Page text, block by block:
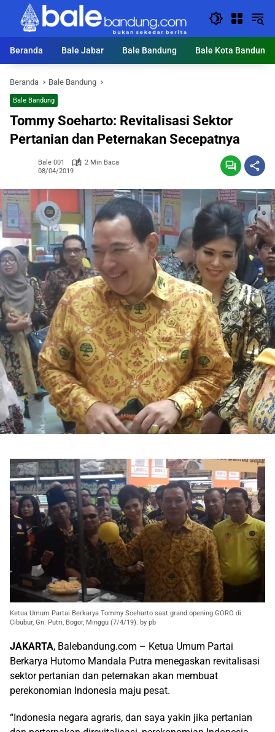
Langsung
konten
Beranda
Bale Jabar Bale Bandung Bale Kota Bandung
Beranda Bale Bandung
Bale Bandung
Tommy Soeharto: Revitalisasi Sektor
Pertanian dan Peternakan Secepatnya
Bale 001
2 Min Baca
08/04/2019
Ketua Umum Partai Berkarya Tommy Soeharto saat grand opening GORO di
Cibubur, Gn. Putri, Bogor, Minggu (7/4/19). by pb
JAKARTA, Balebandung.com – Ketua Umum Partai
Berkarya Hutomo Mandala Putra menegaskan revitalisasi
sektor pertanian dan peternakan akan membuat
perekonomian Indonesia maju pesat.
“Indonesia negara agraris, dan saya yakin jika pertanian